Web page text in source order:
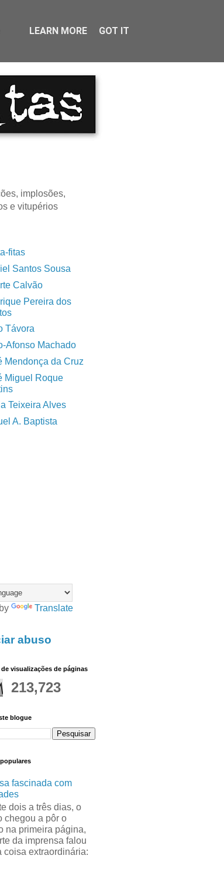
implosões,
e vitupérios
fitas
Santos Sousa
Calvão
Pereira dos
Távora
Afonso Machado
Mendonça da Cruz
Miguel Roque
Teixeira Alves
A. Baptista
Translate
abuso
visualizações de páginas
213,723
blogue
fascinada com
dois a três dias, o
chegou a pôr o
na primeira página,
da imprensa falou
coisa extraordinária:
LEARN MORE GOT IT